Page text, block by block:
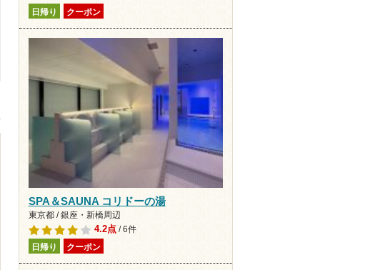
日帰り クーポン
SPA＆SAUNA コリドーの湯
東京都 / 銀座・新橋周辺
4.2点/ 6件
日帰り クーポン